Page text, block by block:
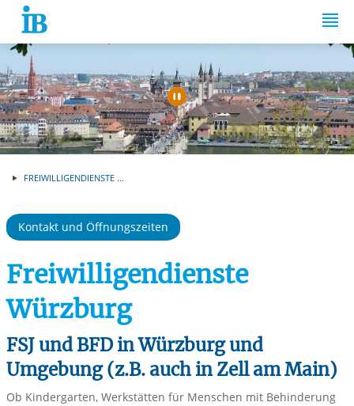
Springe zum Inhalt
Automatische
FREIWILLIGENDIENSTE ...
Kontakt und Öffnungszeiten
Freiwilligendienste
Würzburg
FSJ und BFD in Würzburg und
Umgebung (z.B. auch in Zell am Main)
Ob Kindergarten, Werkstätten für Menschen mit Behinderung